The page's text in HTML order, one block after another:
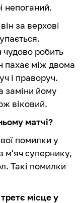
непоганий.
за верхові
чудово робить
пахає між двома
і праворуч.
заміни йому
віковий.
матчі?
помилки у
м'яч супернику,
Такі помилки
місце у